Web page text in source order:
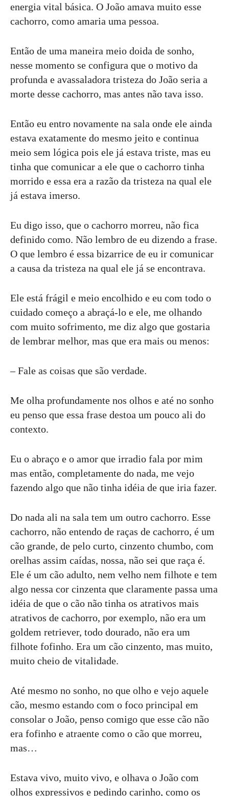
energia vital básica. O João amava muito esse
cachorro, como amaria uma pessoa.
Então de uma maneira meio doida de sonho,
nesse momento se configura que o motivo da
profunda e avassaladora tristeza do João seria a
morte desse cachorro, mas antes não tava isso.
Então eu entro novamente na sala onde ele ainda
estava exatamente do mesmo jeito e continua
meio sem lógica pois ele já estava triste, mas eu
tinha que comunicar a ele que o cachorro tinha
morrido e essa era a razão da tristeza na qual ele
já estava imerso.
Eu digo isso, que o cachorro morreu, não fica
definido como. Não lembro de eu dizendo a frase.
O que lembro é essa bizarrice de eu ir comunicar
a causa da tristeza na qual ele já se encontrava.
Ele está frágil e meio encolhido e eu com todo o
cuidado começo a abraçá-lo e ele, me olhando
com muito sofrimento, me diz algo que gostaria
de lembrar melhor, mas que era mais ou menos:
– Fale as coisas que são verdade.
Me olha profundamente nos olhos e até no sonho
eu penso que essa frase destoa um pouco ali do
contexto.
Eu o abraço e o amor que irradio fala por mim
mas então, completamente do nada, me vejo
fazendo algo que não tinha idéia de que iria fazer.
Do nada ali na sala tem um outro cachorro. Esse
cachorro, não entendo de raças de cachorro, é um
cão grande, de pelo curto, cinzento chumbo, com
orelhas assim caídas, nossa, não sei que raça é.
Ele é um cão adulto, nem velho nem filhote e tem
algo nessa cor cinzenta que claramente passa uma
idéia de que o cão não tinha os atrativos mais
atrativos de cachorro, por exemplo, não era um
goldem retriever, todo dourado, não era um
filhote fofinho. Era um cão cinzento, mas muito,
muito cheio de vitalidade.
Até mesmo no sonho, no que olho e vejo aquele
cão, mesmo estando com o foco principal em
consolar o João, penso comigo que esse cão não
era fofinho e atraente como o cão que morreu,
mas…
Estava vivo, muito vivo, e olhava o João com
olhos expressivos e pedindo carinho, como os